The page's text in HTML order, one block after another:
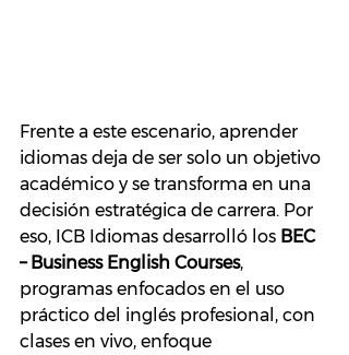
Frente a este escenario, aprender
idiomas deja de ser solo un objetivo
académico y se transforma en una
decisión estratégica de carrera. Por
eso, ICB Idiomas desarrolló los BEC
– Business English Courses,
programas enfocados en el uso
práctico del inglés profesional, con
clases en vivo, enfoque